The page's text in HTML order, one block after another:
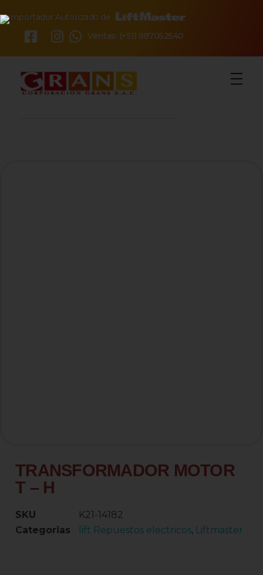
Importador Autorizado de
Ventas: (+51) 987052540
TRANSFORMADOR MOTOR
T – H
SKU
K21-14182
Categorias
lift Repuestos electricos, Liftmaster